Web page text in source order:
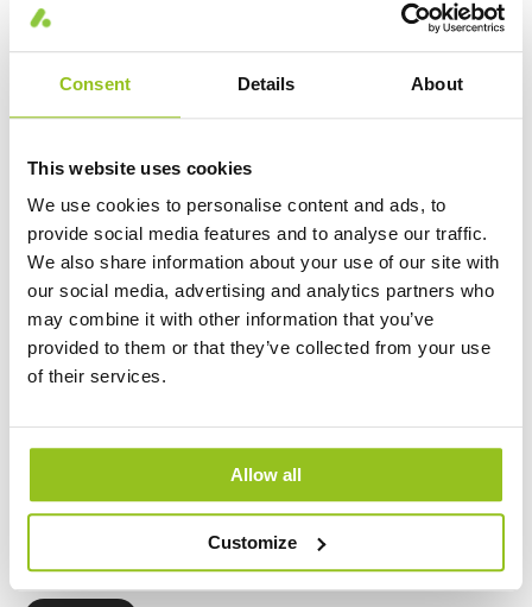
Consent Details About
This website uses cookies
We use cookies to personalise content and ads, to
provide social media features and to analyse our traffic.
We also share information about your use of our site with
our social media, advertising and analytics partners who
may combine it with other information that you’ve
provided to them or that they’ve collected from your use
of their services.
Allow all
Customize
Berzelia Street är en klassisk gatljusarmatur för belysning av
trafikområden enligt EN13201. Den är lämplig för montage på
stolptopp och arm Ø 42-60mm (kan beställas med fäste för Ø
60-76mm) på 3m-8m (CL2070), 6m-10m (CL2075) eller 12m-18m
(CL2080) monteringshöjd. Berzelia Street kommer med en UV-
och värmebeständig linsoptik 2 (COL1030) som standard. Annan
av förmonterad 10m eller 15m anslutningskabel.
FAQ - Förkortningar och vanliga frågor
Utomhusbelysning för
tryggare och mer